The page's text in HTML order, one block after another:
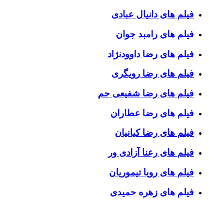
فیلم های دانیال عبادی
فیلم های رامبد جوان
فیلم های رضا داوودنژاد
فیلم های رضا رویگری
فیلم های رضا شفیعی جم
فیلم های رضا عطاران
فیلم های رضا کیانیان
فیلم های رعنا آزادی ور
فیلم های رویا تیموریان
فیلم های زهره حمیدی